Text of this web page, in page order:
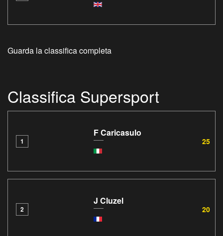
Guarda la classifica completa
Classifica Supersport
1
F Caricasulo
25
2
J Cluzel
20